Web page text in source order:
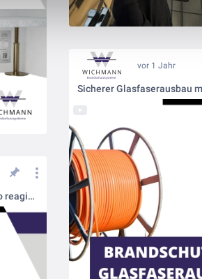
vor 1 Jahr
Feuerfest oder brandgefährlich? So reagieren Baustoffe im Ernstfall